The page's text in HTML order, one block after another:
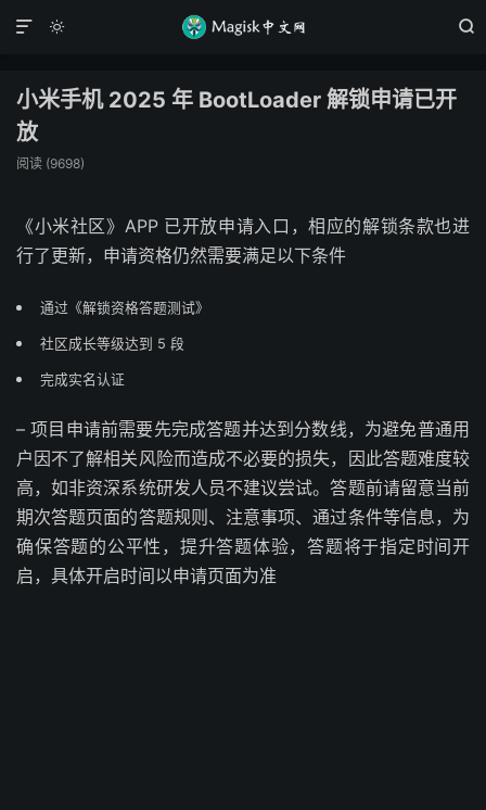



小米手机 2025 年 BootLoader 解锁申请已开
放
阅读 (9698)
《小米社区》APP 已开放申请入口，相应的解锁条款也进
行了更新，申请资格仍然需要满足以下条件
通过《解锁资格答题测试》
社区成长等级达到 5 段
完成实名认证
– 项目申请前需要先完成答题并达到分数线，为避免普通用
户因不了解相关风险而造成不必要的损失，因此答题难度较
高，如非资深系统研发人员不建议尝试。答题前请留意当前
期次答题页面的答题规则、注意事项、通过条件等信息，为
确保答题的公平性，提升答题体验，答题将于指定时间开
启，具体开启时间以申请页面为准